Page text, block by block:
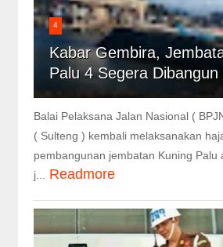
4
Kabar Gembira,
Palu 4 Segera Dibangun
Balai Pelaksana Jalan Nasional (
( Sulteng ) kembali melaksanakan
pembangunan jembatan Kuning Palu
j...
Readmore